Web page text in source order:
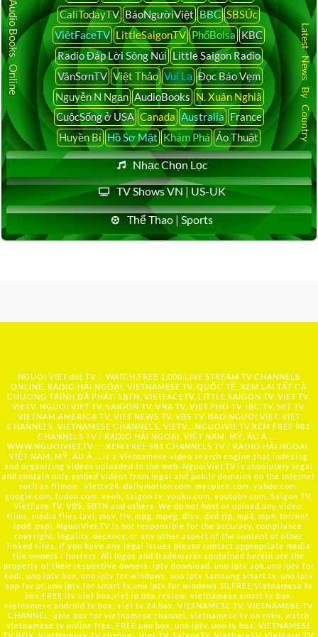
CaliTodayTV BáoNgườiViệt BBC SBSÚc
ViệtFaceTV LittleSaigonTV PhốBolsa KBC
Radio Đáp Lời Sông Núi Little Saigon Radio
VânSơnTV Việt Thảo Vui Lạ Đọc Báo Vẹm
Nguyễn N Ngạn AudioBooks N. Xuân Nghiã
CuộcSống ở USA Canada Australia France
Huyền Bí Hồ Sơ Mật Khám Phá Ảo Thuật
Nhạc Chọn Lọc
TV Shows VN | US-UK
Thể Thao | Sports
Audio Books Online Latest News By Country
NGUOI VIET dot TV :: WATCH FREE 1,000 LIVE STREAM TV CHANNELS
ONLINE, RADIO HẢI NGOẠI, VIETNAMESE TV, QUỐC TẾ, XEM LẠI TẤT CẢ
CHƯƠNG TRÌNH ĐÃ PHÁT: SBTN, VIETFACETV, LITTLE SAIGON TV, VIET TV,
VIETV, NGUOI VIET TV, SAIGON TV, VNA TV, VIET PHO TV, IBC TV, SET TV,
VIETNAM AMERICA TV, VIET NEWS TV, VBS TV, BAO NGUOI VIET, VIET
CHANNELS, VIETNAMESE CHANNELS, VIETV,... NGUOIVIE.TV XEM FREE 981
CHANNELS TV / RADIO HẢI NGOẠI, VIỆT NAM, MỸ, ÂU Á …..
WWW.NGUOIVIET.TV ::: XEM FREE 981 CHANNELS TV / RADIO HẢI NGOẠI,
VIỆT NAM, MỸ, ÂU Á ….is a Vietnamese video search engine that indexing
and organizing videos uploaded to the web. NguoiViet.TV is absolutely legal
and contain only embed videos from legal and public domains on the Internet
such as filmon , Viettv24, dailymotion.com, myspace.com, yahoo.com,
google.com, tudou.com, veoh, saigon tv, youku.com, youtube.com, Saigon TV,
VietFace TV, VBS, SBTN and others. We do not host or upload any video,
films, media files (avi, mov, flv, mpg, mpeg, divx, dvd rip, mp3, mp4, torrent,
ipod, psp), NguoiViet.TV is not responsible for the accuracy, compliance,
copyright, legality, decency, or any other aspect of the content of other
linked sites. If you have any legal issues please contact appropriate media
file owners / hosters. All logos and trademarks contained herein are the
property of their respective owners. iptv download, uno iptv apk,uno iptv for
kodi, uno iptv box, uno iptv for windows, uno iptv samsung smart tv, uno iptv
app for pc,uno iptv for smart tv,uno iptv for windows 10,FREE Vietnamese tv
box,FREE itv viet box,viet ip box review, vietnamese smart tv box,
vietnamese android tv box, viet tv 24 box, VIETNAMESE TV, VIETNAMESE TV
CHANNEL, able box for vietnamese channel, vietnamese tv on roku, watch
vietnamese tv online free, FREE uno box, uno iptv, uno tv box, VIETNAMESE
TV BOX, VietNamese TV channel, Viet TV, SaigonTV, VietFaceTV, VietFace TV,